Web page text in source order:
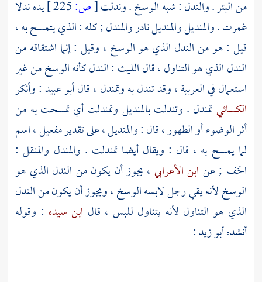
من البئر . والندل : شبه الوسخ . وندلت[ص:
يده ندلا
غمرت . والمنديل والمنديل نادر والمندل ; كله : الذي يتمسح به ،
قيل : هو من الندل الذي هو الوسخ ، وقيل : إنما اشتقاقه من
الندل الذي هو التناول ، قالالليث : الندل كأنه الوسخ من غير
استعمال في العربية ، وقد تندل به وتمندل ، قالأبو عبيد: وأنكر
الكسائيتمندل . وتندلت بالمنديل وتمندلت أي تمسحت به من
أثر الوضوء أو الطهور ، قال : والمنديل ، على تقدير مفعيل ، اسم
لما يمسح به ، قال : ويقال أيضا تمندلت . والمندل والمنقل :
الخف ; عن ابن الأعرابي ، يجوز أن يكون من الندل الذي هو
الوسخ لأنه يقي رجل لابسه الوسخ ، ويجوز أن يكون من الندل
الذي هو التناول لأنه يتناول للبس ، قال ابن سيده : وقوله
أنشدهأبو زيد: